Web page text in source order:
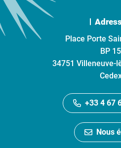
Place Porte
BP 15
34751 Villeneuve-
+33 4 67
Nous